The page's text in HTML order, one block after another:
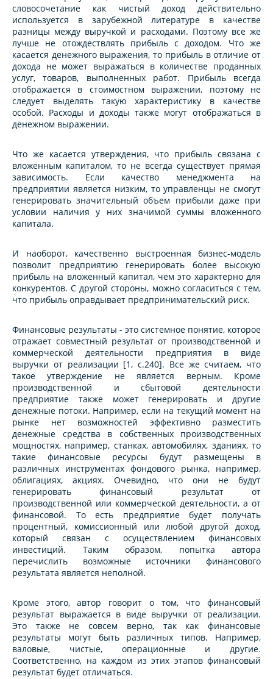
словосочетание как чистый доход действительно
используется в зарубежной литературе в качестве
разницы между выручкой и расходами. Поэтому все же
лучше не отождествлять прибыль с доходом. Что же
касается денежного выражения, то прибыль в отличие от
дохода не может выражаться в количестве проданных
услуг, товаров, выполненных работ. Прибыль всегда
отображается в стоимостном выражении, поэтому не
следует выделять такую характеристику в качестве
особой. Расходы и доходы также могут отображаться в
денежном выражении.
Что же касается утверждения, что прибыль связана с
вложенным капиталом, то не всегда существует прямая
зависимость. Если качество менеджмента на
предприятии является низким, то управленцы не смогут
генерировать значительный объем прибыли даже при
условии наличия у них значимой суммы вложенного
капитала.
И наоборот, качественно выстроенная бизнес-модель
позволит предприятию генерировать более высокую
прибыль на вложенный капитал, чем это характерно для
конкурентов. С другой стороны, можно согласиться с тем,
что прибыль оправдывает предпринимательский риск.
Финансовые результаты - это системное понятие, которое
отражает совместный результат от производственной и
коммерческой деятельности предприятия в виде
выручки от реализации [1, c.240]. Все же считаем, что
такое утверждение не является верным. Кроме
производственной и сбытовой деятельности
предприятие также может генерировать и другие
денежные потоки. Например, если на текущий момент на
рынке нет возможностей эффективно разместить
денежные средства в собственных производственных
мощностях, например, станках, автомобилях, зданиях, то
такие финансовые ресурсы будут размещены в
различных инструментах фондового рынка, например,
облигациях, акциях. Очевидно, что они не будут
генерировать финансовый результат от
производственной или коммерческой деятельности, а от
финансовой. То есть предприятие будет получать
процентный, комиссионный или любой другой доход,
который связан с осуществлением финансовых
инвестиций. Таким образом, попытка автора
перечислить возможные источники финансового
результата является неполной.
Кроме этого, автор говорит о том, что финансовый
результат выражается в виде выручки от реализации.
Это также не совсем верно, так как финансовые
результаты могут быть различных типов. Например,
валовые, чистые, операционные и другие.
Соответственно, на каждом из этих этапов финансовый
результат будет отличаться.